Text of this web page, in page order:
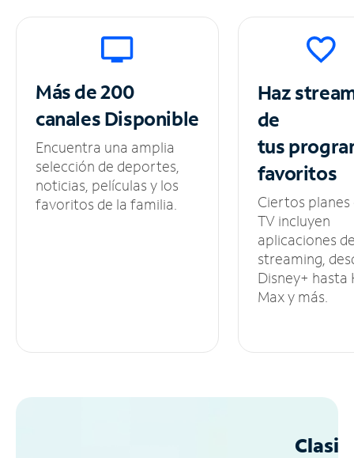
Más de 200
canalesDisponible
Encuentra una amplia
selección de deportes,
noticias, películas y los
favoritos de la familia.
Haz
de
tus
favoritos
Ciertos planes
TV incluyen
aplicaciones
streaming,
Disney+ hasta
Max y más.